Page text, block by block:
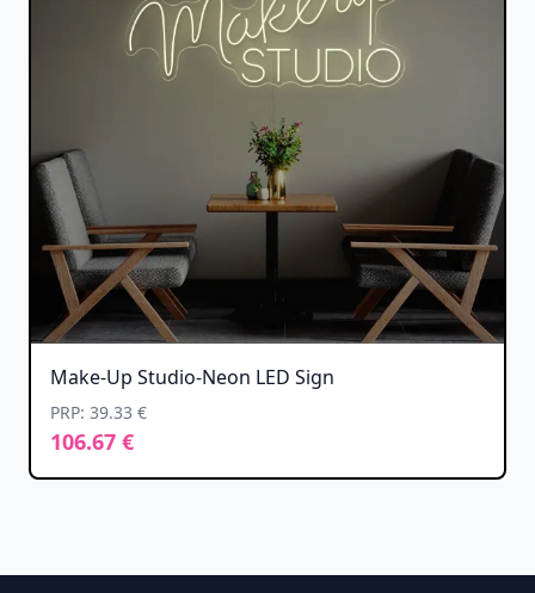
Make-Up Studio-Neon LED Sign
PRP: 39.33 €
106.67 €